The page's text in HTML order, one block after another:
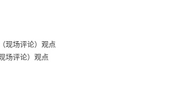
现场评论）观点
场评论）观点